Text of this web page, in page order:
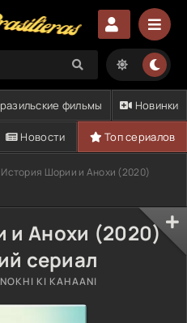
фильмы Новинки
Новости Топ сериалов
История Шории и Анохи (2020)
и Анохи (2020)
сериал
KI KAHAANI